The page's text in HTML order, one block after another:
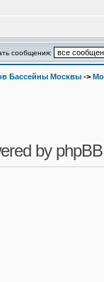
сообщения:
Бассейны Москвы ->
by phpBB